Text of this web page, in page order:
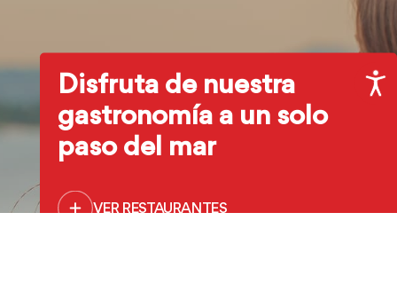
Disfruta de nuestra
gastronomía a un solo
paso del mar
VER RESTAURANTES